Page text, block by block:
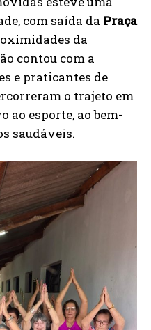
com saída da Praça
da
contou com a
e praticantes de
o trajeto em
ao esporte, ao bem-
saudáveis.